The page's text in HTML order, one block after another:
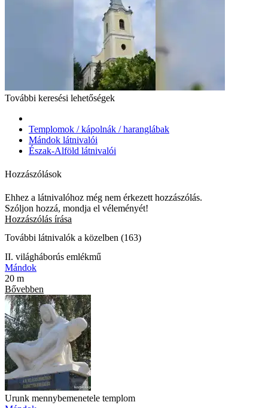
További keresési lehetőségek
Templomok / kápolnák / haranglábak
Mándok látnivalói
Észak-Alföld látnivalói
Hozzászólások
Ehhez a látnivalóhoz még nem érkezett hozzászólás.
Szóljon hozzá, mondja el véleményét!
Hozzászólás írása
További látnivalók a közelben (163)
II. világháborús emlékmű
Mándok
20 m
Bővebben
Urunk mennybemenetele templom